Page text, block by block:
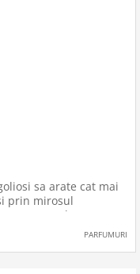
sa arate cat mai
prin mirosul
am ales sa
si o
PARFUMURI